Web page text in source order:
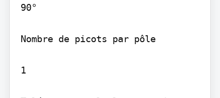
90°
Nombre de picots par pôle
1